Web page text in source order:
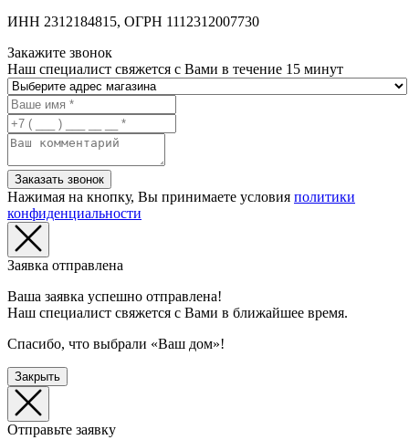
ИНН 2312184815, ОГРН 1112312007730
Закажите звонок
Наш специалист свяжется с Вами в течение 15 минут
Заказать звонок
Нажимая на кнопку, Вы принимаете условия политики
конфиденциальности
Заявка отправлена
Ваша заявка успешно отправлена!
Наш специалист свяжется с Вами в ближайшее время.
Спасибо, что выбрали «Ваш дом»!
Закрыть
Отправьте заявку